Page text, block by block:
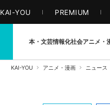
KAI-YOU PREMIUM
本・文芸情報化社会アニメ・
KAI-YOU アニメ・漫画 ニュース